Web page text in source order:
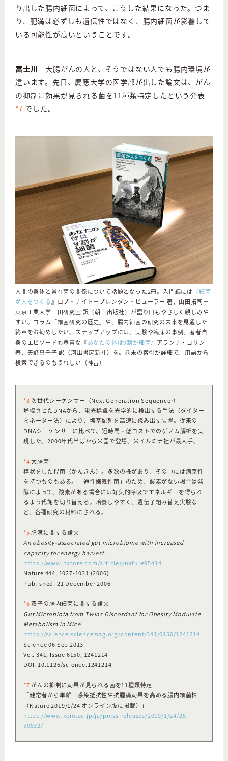
り出した腸内細菌によって、こうした結果になった。つま
り、肥満は必ずしも遺伝性ではなく、腸内細菌が影響して
いる可能性が高いということです。
冨士川 大腸がんの人と、そうではない人でも腸内環境が
違います。先日、慶應大学の医学部が出した論文は、がん
の抑制に効果が見られる菌を11種類特定したという発表
*7 でした。
人間の身体と常在菌の関係について話題となった2冊。入門編には『細菌
が人をつくる』ロブ・ナイト＋ブレンダン・ビューラー 著、山田拓司＋
東京工業大学山田研究室 訳（朝日出版社）が語り口もやさしく親しみや
すい。コラム「細菌研究の歴史」や、腸内細菌の研究の未来を見通した
終章をお勧めしたい。ステップアップには、実験や臨床の事例、著者自
身のエピソードも豊富な『あなたの体は9割が細菌』アランナ・コリン
著、矢野真千子 訳（河出書房新社）を。巻末の索引が詳細で、用語から
検索できるのもうれしい（神吉）
*3次世代シーケンサー（Next Generation Sequencer）
増幅させたDNAから、蛍光標識を光学的に検出する手法（ダイター
ミネーター法）により、塩基配列を高速に読み出す装置。従来の
DNAシーケンサーに比べて、短時間・低コストでのゲノム解析を実
現した。2000年代半ばから米国で登場、米イルミナ社が最大手。
*4大腸菌
棒状をした桿菌（かんきん）。多数の株があり、その中には病原性
を持つものもある。「通性嫌気性菌」のため、酸素がない場合は発
酵によって、酸素がある場合には好気的呼吸でエネルギーを得られ
るよう代謝を切り替える。培養しやすく、遺伝子組み替え実験な
ど、各種研究の材料にされる。
*5肥満に関する論文
An obesity-associated gut microbiome with increased
capacity for energy harvest
https://www.nature.com/articles/nature05414
Nature 444, 1027-1031 (2006)
Published: 21 December 2006
*6双子の腸内細菌に関する論文
Gut Microbiota from Twins Discordant for Obesity Modulate
Metabolism in Mice
https://science.sciencemag.org/content/341/6150/1241214
Science 06 Sep 2013:
Vol. 341, Issue 6150, 1241214
DOI: 10.1126/science.1241214
*7がんの抑制に効果が見られる菌を11種類特定
「健常者から単離 感染抵抗性や抗腫瘍効果を高める腸内細菌株
（Nature 2019/1/24 オンライン版に掲載）」
https://www.keio.ac.jp/ja/press-releases/2019/1/24/28-
50832/